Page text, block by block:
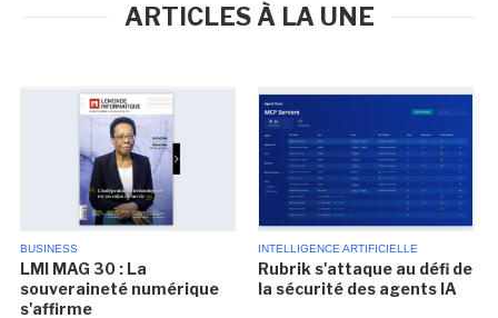
ARTICLES À LA UNE
BUSINESS
LMI MAG 30 : La
souveraineté numérique
s'affirme
INTELLIGENCE ARTIFICIELLE
Rubrik s'attaque au défi de
la sécurité des agents IA